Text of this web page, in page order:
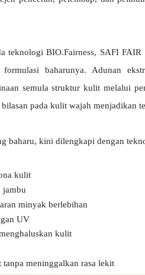
teknologi BIO.Fairness, SAFI
baharunya. Adunan
semula struktur kulit melalui
bilasan pada kulit wajah menjadikan
baharu, kini dilengkapi dengan
kulit
jambu
minyak berlebihan
UV
kulit
tanpa meninggalkan rasa lekit